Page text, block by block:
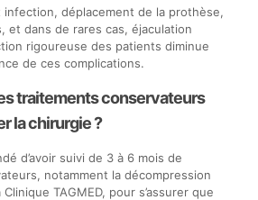
infection, déplacement de la prothèse,
et dans de rares cas, éjaculation
rigoureuse des patients diminue
de ces complications.
traitements conservateurs
la chirurgie ?
d’avoir suivi de 3 à 6 mois de
notamment la décompression
TAGMED, pour s’assurer que